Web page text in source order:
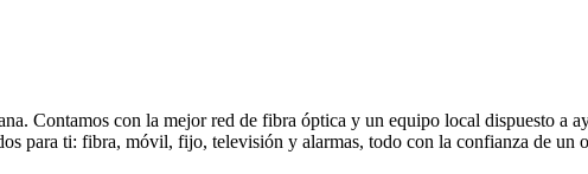
Contamos con la mejor red de fibra óptica y un equipo local dispuesto a
para ti: fibra, móvil, fijo, televisión y alarmas, todo con la confianza de un